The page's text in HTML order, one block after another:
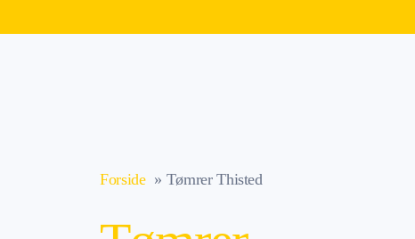
Forside Tømrer Thisted